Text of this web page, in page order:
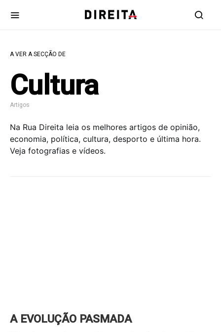
A VER A SECÇÃO DE
Cultura
Artigos
Na Rua Direita leia os melhores artigos de opinião,
economia, política, cultura, desporto e última hora.
Veja fotografias e vídeos.
A EVOLUÇÃO PASMADA